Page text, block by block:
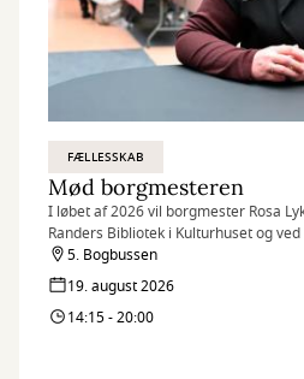
FÆLLESSKAB
Mød borgmesteren
I løbet af 2026 vil borgmester Rosa
Randers Bibliotek i Kulturhuset og
5. Bogbussen
19. august 2026
14:15 - 20:00